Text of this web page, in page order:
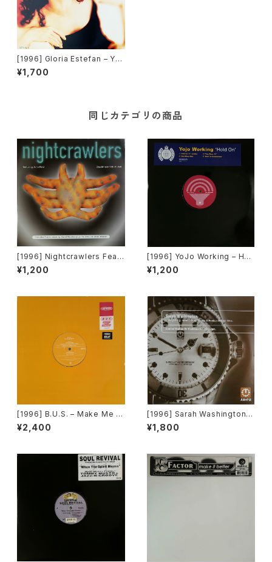
[1996] Gloria Estefan – Yo
u'll Be Mine (Party Time)
[Epic]
¥1,700
同じカテゴリの商品
[1996] Nightcrawlers Featu
ring John Reid – Should I E
ver (Fall In Love) [1st Aven
¥1,200
[1996] YoJo Working – Hol
d On [Sound Of Ministry][2
枚組][PROMO]
¥1,200
[1996] B.U.S. – Make Me H
appy [Paratone][在庫B]
¥2,400
[1996] Sarah Washington –
Everything (Mood II Swing
/ Torrales & Mendoza (Me
¥1,800